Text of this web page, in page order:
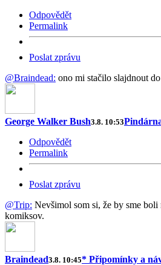
Odpovědět
Permalink
Poslat zprávu
@Braindead: ono mi stačilo slajdnout
George Walker Bush3.8. 10:53
Odpovědět
Permalink
Poslat zprávu
@Trip: Nevšimol som si, že by sme boli
komiksov.
Braindead3.8. 10:45* Připomínky a